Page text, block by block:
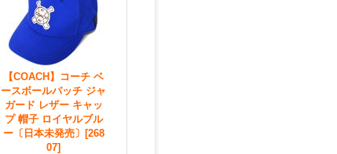
【COACH】コーチ ベ
ースボールバッチ ジャ
ガード レザー キャッ
プ 帽子 ロイヤルブル
ー〔日本未発売〕 [268
07]